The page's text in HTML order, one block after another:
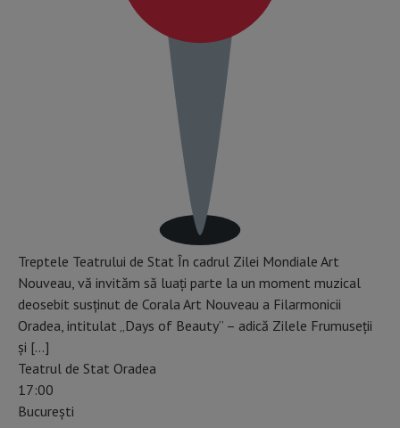
Treptele Teatrului de Stat În cadrul Zilei Mondiale Art
Nouveau, vă invităm să luați parte la un moment muzical
deosebit susținut de Corala Art Nouveau a Filarmonicii
Oradea, intitulat „Days of Beauty” – adică Zilele Frumuseții
și […]
Teatrul de Stat Oradea
17:00
Bucureşti